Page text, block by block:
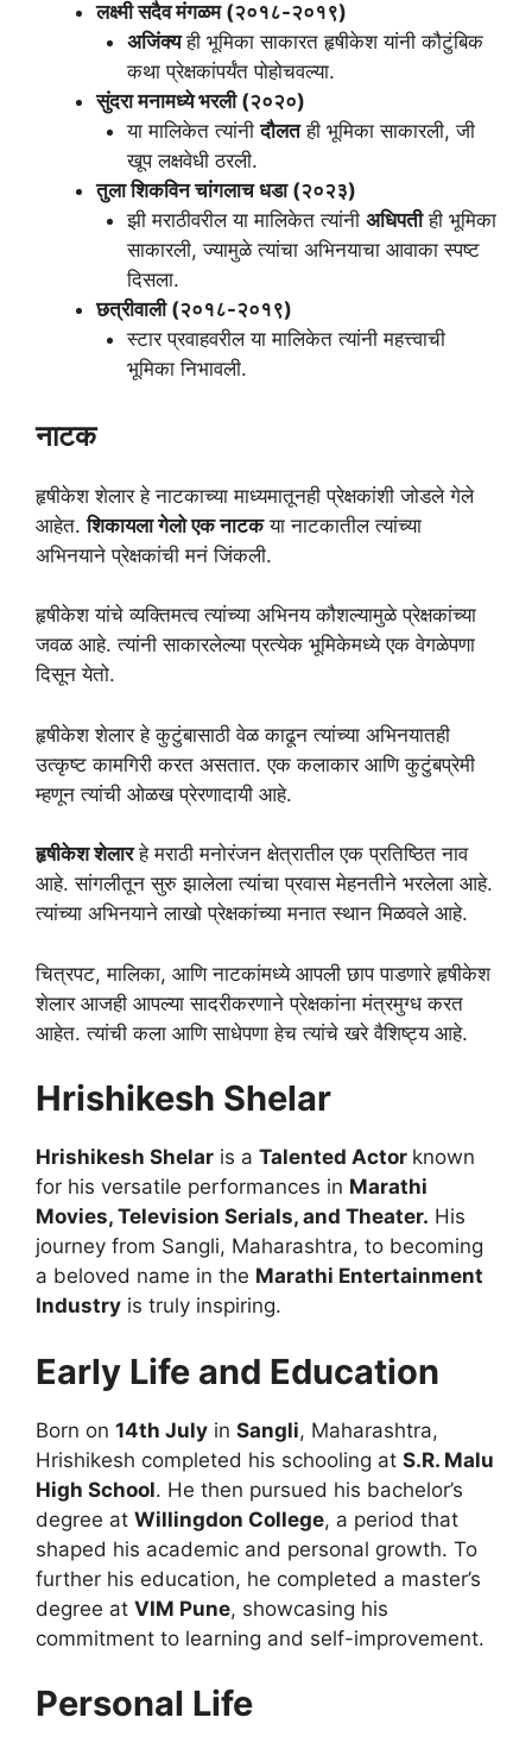
लक्ष्मी सदैव मंगळम (२०१८-२०१९)
अजिंक्यही भूमिका साकारत हृषीकेश यांनी कौटुंबिक
कथा प्रेक्षकांपर्यंत पोहोचवल्या.
सुंदरा मनामध्ये भरली (२०२०)
या मालिकेत त्यांनीदौलतही भूमिका साकारली, जी
खूप लक्षवेधी ठरली.
तुला शिकविन चांगलाच धडा (२०२३)
झी मराठीवरील या मालिकेत त्यांनी अधिपतीही भूमिका
साकारली, ज्यामुळे त्यांचा अभिनयाचा आवाका स्पष्ट
दिसला.
छत्रीवाली (२०१८-२०१९)
स्टार प्रवाहवरील या मालिकेत त्यांनी महत्त्वाची
भूमिका निभावली.
नाटक
हृषीकेश शेलार हे नाटकाच्या माध्यमातूनही प्रेक्षकांशी जोडले गेले
आहेत.शिकायला गेलो एक नाटकया नाटकातील त्यांच्या
अभिनयाने प्रेक्षकांची मनं जिंकली.
हृषीकेश यांचे व्यक्तिमत्व त्यांच्या अभिनय कौशल्यामुळे प्रेक्षकांच्या
जवळ आहे. त्यांनी साकारलेल्या प्रत्येक भूमिकेमध्ये एक वेगळेपणा
दिसून येतो.
हृषीकेश शेलार हे कुटुंबासाठी वेळ काढून त्यांच्या अभिनयातही
उत्कृष्ट कामगिरी करत असतात. एक कलाकार आणि कुटुंबप्रेमी
म्हणून त्यांची ओळख प्रेरणादायी आहे.
हृषीकेश शेलारहे मराठी मनोरंजन क्षेत्रातील एक प्रतिष्ठित नाव
आहे. सांगलीतून सुरु झालेला त्यांचा प्रवास मेहनतीने भरलेला आहे.
त्यांच्या अभिनयाने लाखो प्रेक्षकांच्या मनात स्थान मिळवले आहे.
चित्रपट, मालिका, आणि नाटकांमध्ये आपली छाप पाडणारे हृषीकेश
शेलार आजही आपल्या सादरीकरणाने प्रेक्षकांना मंत्रमुग्ध करत
आहेत. त्यांची कला आणि साधेपणा हेच त्यांचे खरे वैशिष्ट्य आहे.
Hrishikesh Shelar
Hrishikesh Shelar is a Talented Actor known
for his versatile performances in Marathi
Movies, Television Serials, and Theater. His
journey from Sangli, Maharashtra, to becoming
a beloved name in the Marathi Entertainment
Industry is truly inspiring.
Early Life and Education
Born on 14th July in Sangli, Maharashtra,
Hrishikesh completed his schooling at S.R. Malu
High School. He then pursued his bachelor’s
degree at Willingdon College, a period that
shaped his academic and personal growth. To
further his education, he completed a master’s
degree at VIM Pune, showcasing his
commitment to learning and self-improvement.
Personal Life